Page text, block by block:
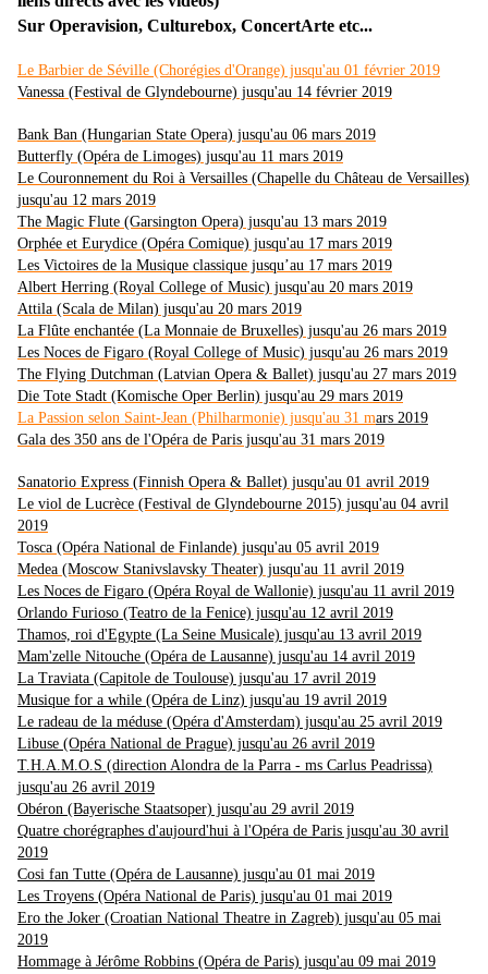
Sur Operavision, Culturebox, ConcertArte etc...
Le Barbier de Séville (Chorégies d'Orange) jusqu'au 01 février 2019
Vanessa (Festival de Glyndebourne) jusqu'au 14 février 2019
Bank Ban (Hungarian State Opera) jusqu'au 06 mars 2019
Butterfly (Opéra de Limoges) jusqu'au 11 mars 2019
Le Couronnement du Roi à Versailles (Chapelle du Château de Versailles)
jusqu'au 12 mars 2019
The Magic Flute (Garsington Opera) jusqu'au 13 mars 2019
Orphée et Eurydice (Opéra Comique) jusqu'au 17 mars 2019
Les Victoires de la Musique classique jusqu’au 17 mars 2019
Albert Herring (Royal College of Music) jusqu'au 20 mars 2019
Attila (Scala de Milan) jusqu'au 20 mars 2019
La Flûte enchantée (La Monnaie de Bruxelles) jusqu'au 26 mars 2019
Les Noces de Figaro (Royal College of Music) jusqu'au 26 mars 2019
The Flying Dutchman (Latvian Opera & Ballet) jusqu'au 27 mars 2019
Die Tote Stadt (Komische Oper Berlin) jusqu'au 29 mars 2019
La Passion selon Saint-Jean (Philharmonie) jusqu'au 31 mars 2019
Gala des 350 ans de l'Opéra de Paris jusqu'au 31 mars 2019
Sanatorio Express (Finnish Opera & Ballet) jusqu'au 01 avril 2019
Le viol de Lucrèce (Festival de Glyndebourne 2015) jusqu'au 04 avril
2019
Tosca (Opéra National de Finlande) jusqu'au 05 avril 2019
Medea (Moscow Stanivslavsky Theater) jusqu'au 11 avril 2019
Les Noces de Figaro (Opéra Royal de Wallonie) jusqu'au 11 avril 2019
Orlando Furioso (Teatro de la Fenice) jusqu'au 12 avril 2019
Thamos, roi d'Egypte (La Seine Musicale) jusqu'au 13 avril 2019
Mam'zelle Nitouche (Opéra de Lausanne) jusqu'au 14 avril 2019
La Traviata (Capitole de Toulouse) jusqu'au 17 avril 2019
Musique for a while (Opéra de Linz) jusqu'au 19 avril 2019
Le radeau de la méduse (Opéra d'Amsterdam) jusqu'au 25 avril 2019
Libuse (Opéra National de Prague) jusqu'au 26 avril 2019
T.H.A.M.O.S (direction Alondra de la Parra - ms Carlus Peadrissa)
jusqu'au 26 avril 2019
Obéron (Bayerische Staatsoper) jusqu'au 29 avril 2019
Quatre chorégraphes d'aujourd'hui à l'Opéra de Paris jusqu'au 30 avril
2019
Cosi fan Tutte (Opéra de Lausanne) jusqu'au 01 mai 2019
Les Troyens (Opéra National de Paris) jusqu'au 01 mai 2019
Ero the Joker (Croatian National Theatre in Zagreb) jusqu'au 05 mai
2019
Hommage à Jérôme Robbins (Opéra de Paris) jusqu'au 09 mai 2019